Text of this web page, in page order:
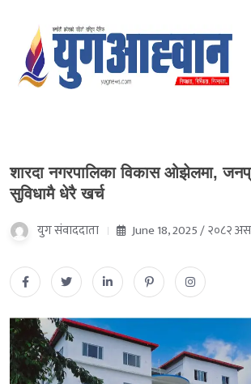
शारदा नगरपालिका विकास ओझेलमा,
सुविधामै धेरै खर्च
युग संवाददाता June 18, 2025 / २०८२